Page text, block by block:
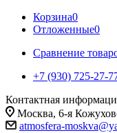
Корзина0
Отложенные0
Сравнение
+7 (930) 725-27-
Контактная
Москва, 6-я
atmosfera-